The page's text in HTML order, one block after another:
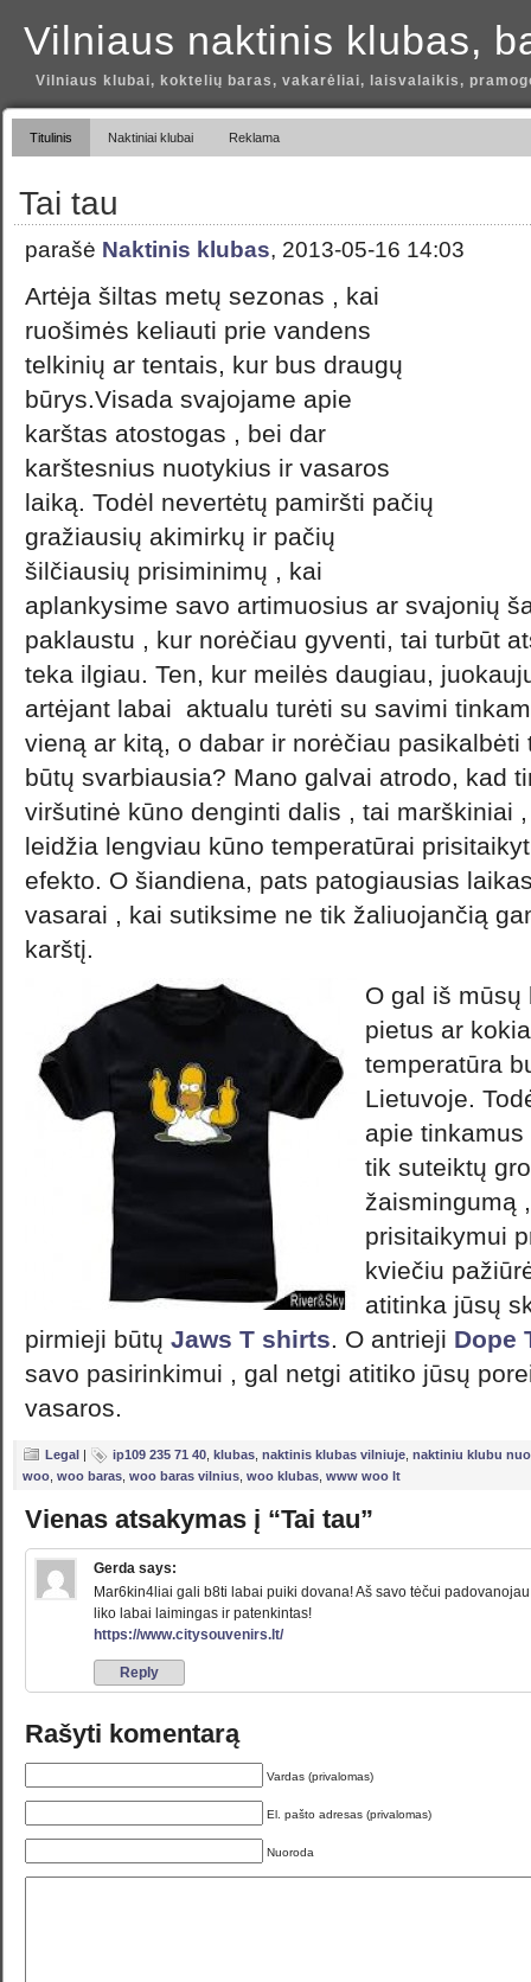
Vilniaus naktinis klubas,
Vilniaus klubai, koktelių baras, vakarėliai, laisvalaikis,
Titulinis Naktiniai klubai Reklama
Tai tau
parašė Naktinis klubas, 2013-05-16 14:03
Artėja šiltas metų sezonas , kai
ruošimės keliauti prie vandens
telkinių ar tentais, kur bus draugų
būrys.Visada svajojame apie
karštas atostogas , bei dar
karštesnius nuotykius ir vasaros
laiką. Todėl nevertėtų pamiršti pačių
gražiausių akimirkų ir pačių
šilčiausių prisiminimų , kai
aplankysime savo artimuosius ar svajonių
paklaustu , kur norėčiau gyventi, tai turbūt
teka ilgiau. Ten, kur meilės daugiau,
artėjant labai aktualu turėti su savimi
vieną ar kitą, o dabar ir norėčiau pasikalbėti
būtų svarbiausia? Mano galvai atrodo, kad
viršutinė kūno denginti dalis , tai marškiniai
leidžia lengviau kūno temperatūrai
efekto. O šiandiena, pats patogiausias
vasarai , kai sutiksime ne tik žaliuojančią
karštį.
O gal iš
pietus ar
temperatūra
Lietuvoje.
apie
tik suteiktų
žaismingumą
prisitaikymui
kviečiu
atitinka jūsų
pirmieji būtų Jaws T shirts. O antrieji Dope
savo pasirinkimui , gal netgi atitiko jūsų
vasaros.
Legal | ip109 235 71 40 klubas naktinis klubas vilniuje naktiniu klubu
woo woo baras woo baras vilnius woo klubas www woo lt
Vienas atsakymas į “Tai tau”
Gerda says:
Mar6kin4liai gali b8ti labai puiki dovana! Aš savo tėčui
liko labai laimingas ir patenkintas!
https://www.citysouvenirs.lt/
Reply
Rašyti komentarą
Vardas (privalomas)
El. pašto adresas (privalomas)
Nuoroda